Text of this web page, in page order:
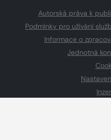
Autorská práva k
Podmínky pro užívání
Informace o
Jednotná